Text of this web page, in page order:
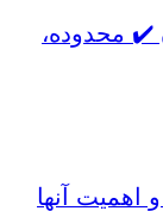
✔️ محدوده،
اهمیت آنها